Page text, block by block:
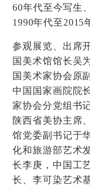
60年代至今写生
1990年代至2015
参观展览、出席
国美术馆馆长吴
国美术家协会原
中国国家画院院
家协会分党组书
陕西省美协主席
馆党委副书记于
化和旅游部艺术
长李庚，中国工
长、李可染艺术